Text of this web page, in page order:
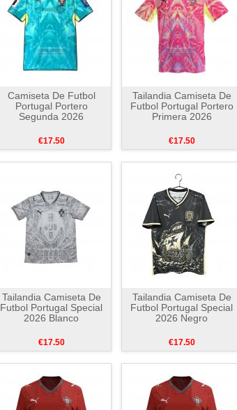
Camiseta De Futbol
Portugal Portero
Segunda 2026
€17.50
Tailandia Camiseta De
Futbol Portugal Portero
Primera 2026
€17.50
Tailandia Camiseta De
Futbol Portugal Special
2026 Blanco
€17.50
Tailandia Camiseta De
Futbol Portugal Special
2026 Negro
€17.50